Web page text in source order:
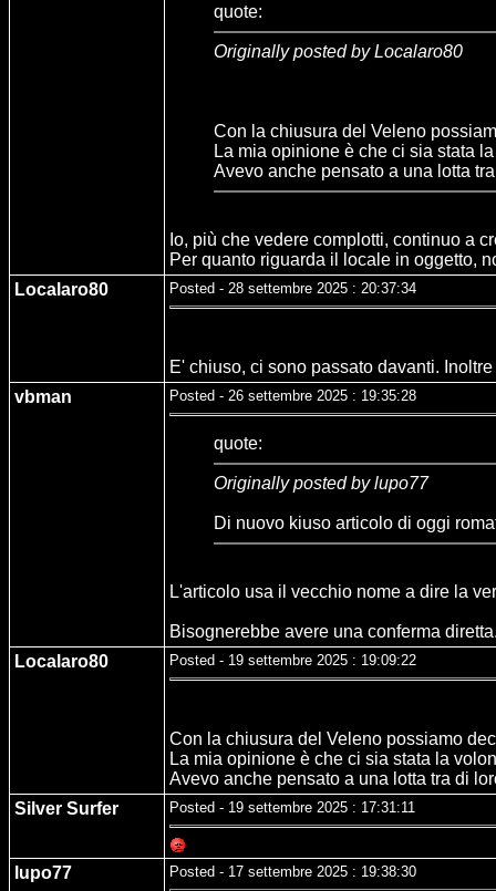
quote:
Originally posted by Localaro80
Con la chiusura del Veleno
La mia opinione è che ci sia stata
Avevo anche pensato a una lotta
Io, più che vedere complotti, continuo a
Per quanto riguarda il locale in oggetto,
Localaro80
Posted - 28 settembre 2025 : 20:37:34
E' chiuso, ci sono passato davanti.
vbman
Posted - 26 settembre 2025 : 19:35:28
quote:
Originally posted by lupo77
Di nuovo kiuso articolo di oggi
L'articolo usa il vecchio nome a dire la
Bisognerebbe avere una conferma
Localaro80
Posted - 19 settembre 2025 : 19:09:22
Con la chiusura del Veleno possiamo
La mia opinione è che ci sia stata la
Avevo anche pensato a una lotta tra di
Silver Surfer
Posted - 19 settembre 2025 : 17:31:11
lupo77 Posted - 17 settembre 2025 : 19:38:30